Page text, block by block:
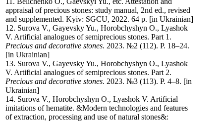
appraisal of precious stones: study manual, 2nd ed., revised
and supplemented. Kyiv: SGCU, 2022. 64 p. [in Ukrainian]
12. Surova V., Gayevsky Yu., Horobchyshyn О., Lyashok
V. Artificial analogues of semi­precious stones. Part 1.
Precious and decorative stones. 2023. №2 (112). P. 18–24.
[in Ukrainian]
13. Surova V., Gayevsky Yu., Horobchyshyn О., Lyashok
V. Artificial analogues of semi­precious stones. Part 2.
Precious and decorative stones. 2023. №3 (113). P. 4–8. [in
Ukrainian]
14. Surova V., Horobchyshyn O., Lyashok V. Artificial
imitations of hematite. &Modern technologies and features
of extraction, processing and use of natural stones&: